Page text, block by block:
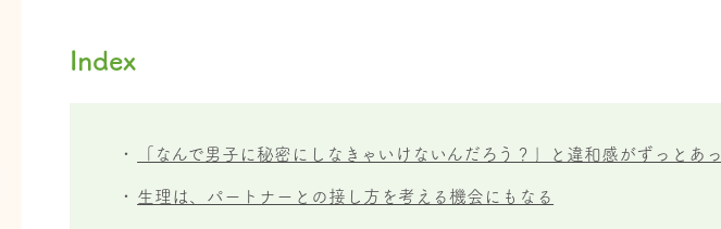
Index
「なんで男子に秘密にしなきゃいけないんだろう？」と違和感がずっとあ
生理は、パートナーとの接し方を考える機会にもなる